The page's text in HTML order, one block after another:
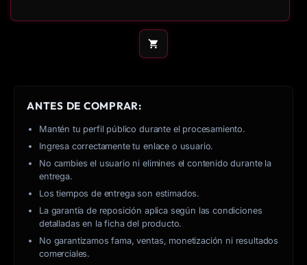
ANTES DE COMPRAR:
Mantén tu perfil público durante el procesamiento.
Ingresa correctamente tu enlace o usuario.
No cambies el usuario ni elimines el contenido durante la
entrega.
Los tiempos de entrega son estimados.
La garantía de reposición aplica según las condiciones
detalladas en la ficha del producto.
No garantizamos fama, ventas, monetización ni resultados
comerciales.